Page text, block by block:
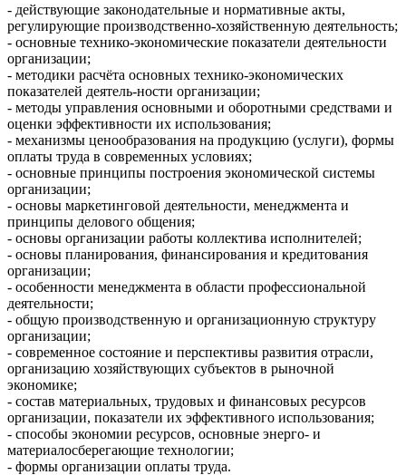
- действующие законодательные и нормативные акты,
регулирующие производственно-хозяйственную деятельность;
- основные технико-экономические показатели деятельности
организации;
- методики расчёта основных технико-экономических
показателей деятель-ности организации;
- методы управления основными и оборотными средствами и
оценки эффективности их использования;
- механизмы ценообразования на продукцию (услуги), формы
оплаты труда в современных условиях;
- основные принципы построения экономической системы
организации;
- основы маркетинговой деятельности, менеджмента и
принципы делового общения;
- основы организации работы коллектива исполнителей;
- основы планирования, финансирования и кредитования
организации;
- особенности менеджмента в области профессиональной
деятельности;
- общую производственную и организационную структуру
организации;
- современное состояние и перспективы развития отрасли,
организацию хозяйствующих субъектов в рыночной
экономике;
- состав материальных, трудовых и финансовых ресурсов
организации, показатели их эффективного использования;
- способы экономии ресурсов, основные энерго- и
материалосберегающие технологии;
- формы организации оплаты труда.